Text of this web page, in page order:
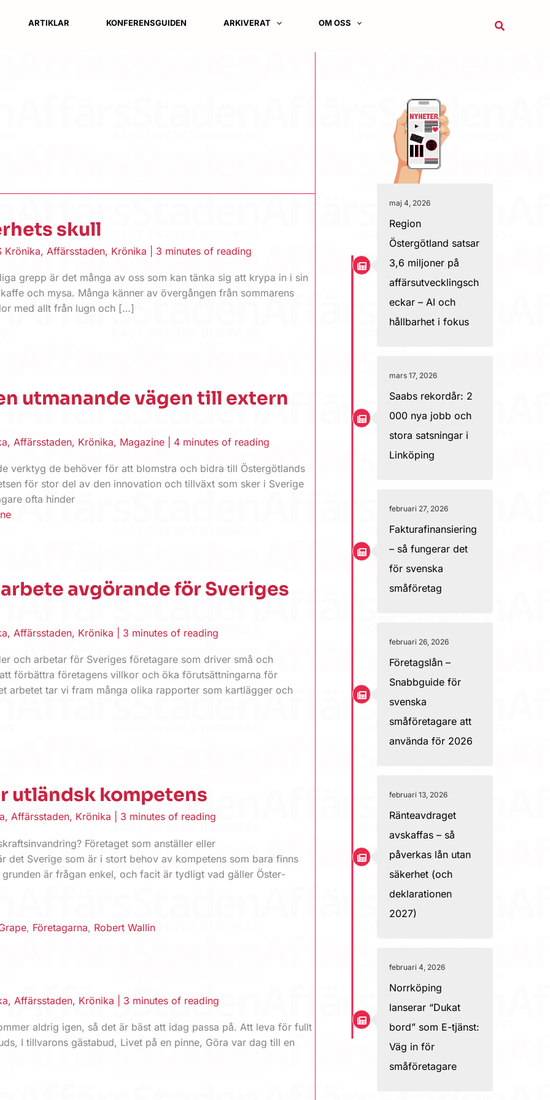
ARTIKLAR KONFERENSGUIDEN ARKIVERAT OM OSS Sök
skull
Krönika, Affärsstaden, Krönika 3 minutes of reading
grepp är det många av oss som kan tänka sig att krypa in i sin
och mysa. Många känner av övergången från sommarens
med allt från lugn och […]
utmanande vägen till extern
, Affärsstaden, Krönika, Magazine 4 minutes of reading
verktyg de behöver för att ­blom­stra och bidra till Östergötlands
för stor del av den innovation och tillväxt som sker i Sverige
ofta hinder
avgörande för Sveriges
, Affärsstaden, Krönika 3 minutes of reading
och arbetar för Sveriges företagare som driver små och
förbättra företagens villkor och öka förutsättningarna för
arbetet tar vi fram många olika rapporter som kartlägger och
utländsk kompetens
, Affärsstaden, Krönika 3 minutes of reading
Företaget som anställer eller
det Sverige som är i stort behov av kompetens som bara finns
är frågan enkel, och facit är tydligt vad gäller Öster­
, Företagarna, Robert Wallin
, Affärsstaden, Krönika 3 minutes of reading
aldrig igen, så det är bäst att idag passa på. Att leva för fullt
I ­tillvarons gästabud, Livet på en pinne, Göra var dag till en
maj 4, 2026
Region
Östergötland satsar
3,6 miljoner på
affärsutvecklingsch
eckar – AI och
hållbarhet i fokus
mars 17, 2026
Saabs rekordår: 2
000 nya jobb och
stora satsningar i
Linköping
februari 27, 2026
Fakturafinansiering
– så fungerar det
för svenska
småföretag
februari 26, 2026
Företagslån –
Snabbguide för
svenska
småföretagare att
använda för 2026
februari 13, 2026
Ränteavdraget
avskaffas – så
påverkas lån utan
säkerhet (och
deklarationen
2027)
februari 4, 2026
Norrköping
lanserar “Dukat
bord” som E-tjänst:
Väg in för
småföretagare